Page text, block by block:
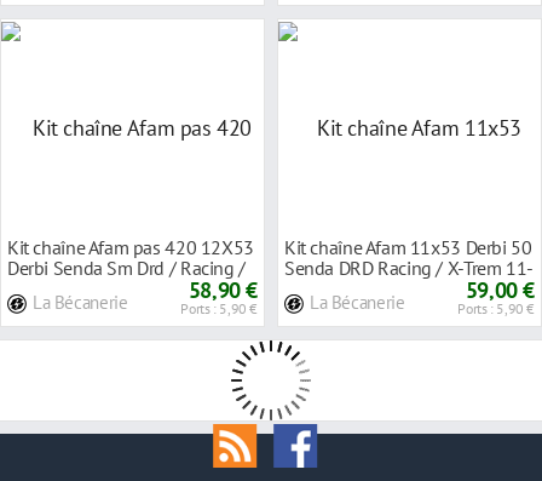
Kit chaîne Afam pas 420 12X53
Derbi Senda Sm Drd / Racing /
La Bécanerie 58,90 €
Ports : 5,90 €
Kit chaîne Afam 11x53 Derbi 50
Senda DRD Racing / X-Trem 11-
La Bécanerie 59,00 €
Ports : 5,90 €